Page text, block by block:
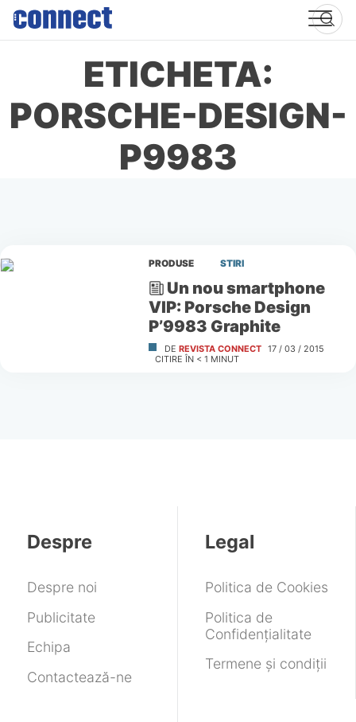
Skip
content
ETICHETA:
PORSCHE-DESIGN-
P9983
PRODUSE STIRI
Un nou smartphone
VIP: Porsche Design
P’9983 Graphite
DE REVISTA CONNECT 17 / 03 / 2015
CITIRE ÎN < 1 MINUT
Despre
Despre noi
Publicitate
Echipa
Contactează-ne
Legal
Politica de Cookies
Politica de
Confidențialitate
Termene și condiții